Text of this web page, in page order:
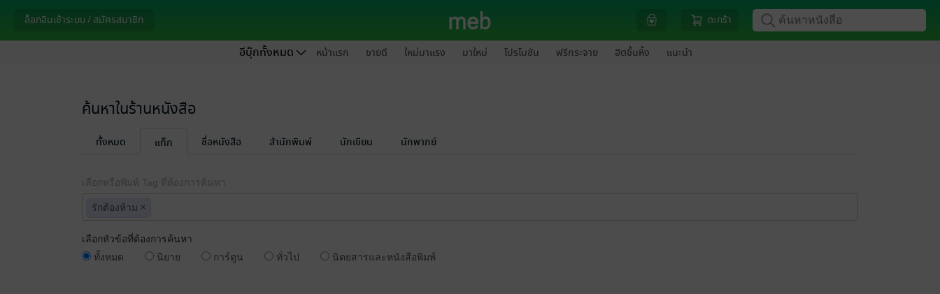
ล็อกอินเข้าระบบ / สมัครสมาชิก ตะกร้า
อีบุ๊กทั้งหมด หน้าแรก ขายดี ใหม่มาแรง มาใหม่ โปรโมชัน ฟรีกระจาย ฮิตขึ้นหิ้ง แนะนำ
ค้นหาในร้านหนังสือ
ทั้งหมด แท็ก ชื่อหนังสือ สำนักพิมพ์ นักเขียน นักพากย์
เลือกหรือพิมพ์ Tag ที่ต้องการค้นหา
รักต้องห้าม ×
เลือกหัวข้อที่ต้องการค้นหา
ทั้งหมด
นิยาย การ์ตูน ทั่วไป นิตยสารและหนังสือพิมพ์